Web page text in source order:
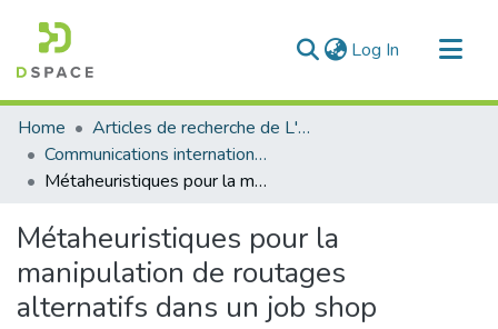
Log In (current)
Communities & Collections
All of DSpace
Statistics
Home
Articles de recherche de L'UABT
Communications internationales
Métaheuristiques pour la manipulation de routages alternatifs dans un job shop
Métaheuristiques pour la
manipulation de routages
alternatifs dans un job shop